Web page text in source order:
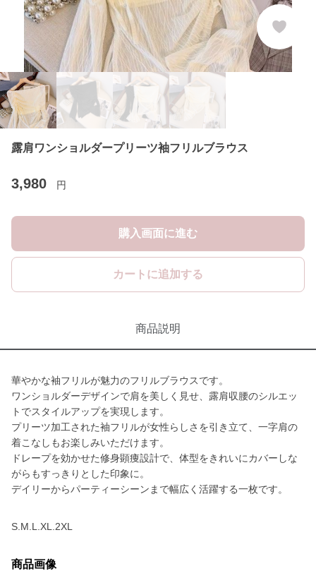
露肩ワンショルダープリーツ袖フリルブラウス
3,980 円
購入画面に進む
カートに追加する
商品説明
華やかな袖フリルが魅力のフリルブラウスです。
ワンショルダーデザインで肩を美しく見せ、露肩収腰のシルエッ
トでスタイルアップを実現します。
プリーツ加工された袖フリルが女性らしさを引き立て、一字肩の
着こなしもお楽しみいただけます。
ドレープを効かせた修身顕痩設計で、体型をきれいにカバーしな
がらもすっきりとした印象に。
デイリーからパーティーシーンまで幅広く活躍する一枚です。
S.M.L.XL.2XL
商品画像